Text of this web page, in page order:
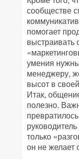
сообществе
помогает
выстраивать
умения
менеджеру,
высот в
Итак,
полезно.
только
он не желает